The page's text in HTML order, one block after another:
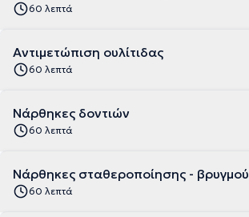
60 λεπτά
Αντιμετώπιση ουλίτιδας
60 λεπτά
Νάρθηκες δοντιών
60 λεπτά
Νάρθηκες σταθεροποίησης - βρυγμού
60 λεπτά